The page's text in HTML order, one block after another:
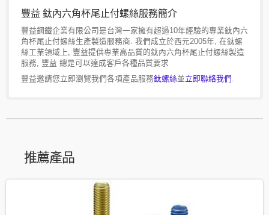
豐益 鈦內六角杯尾止付螺絲服務簡介
豐益鋼鐵企業有限公司是台灣一家擁有超過10年經驗的專業鈦內六
角杯尾止付螺絲生產製造服務商. 我們成立於西元2005年, 在鈦螺
絲工業領域上, 豐益提供專業高品質的鈦內六角杯尾止付螺絲製造
服務, 豐益 總是可以達成客戶各種品質要求
豐益邀請您立即瀏覽我們各項產品服務鈦螺絲並立即聯絡我們
推薦產品